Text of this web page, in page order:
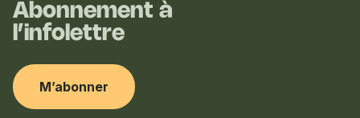
Abonnement à
l’infolettre
M’abonner